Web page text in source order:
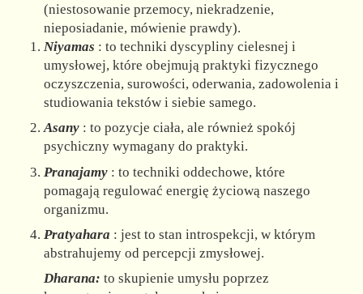
(niestosowanie przemocy, niekradzenie,
nieposiadanie, mówienie prawdy).
Niyamas : to techniki dyscypliny cielesnej i
umysłowej, które obejmują praktyki fizycznego
oczyszczenia, surowości, oderwania, zadowolenia i
studiowania tekstów i siebie samego.
Asany : to pozycje ciała, ale również spokój
psychiczny wymagany do praktyki.
Pranajamy : to techniki oddechowe, które
pomagają regulować energię życiową naszego
organizmu.
Pratyahara : jest to stan introspekcji, w którym
abstrahujemy od percepcji zmysłowej.
Dharana: to skupienie umysłu poprzez